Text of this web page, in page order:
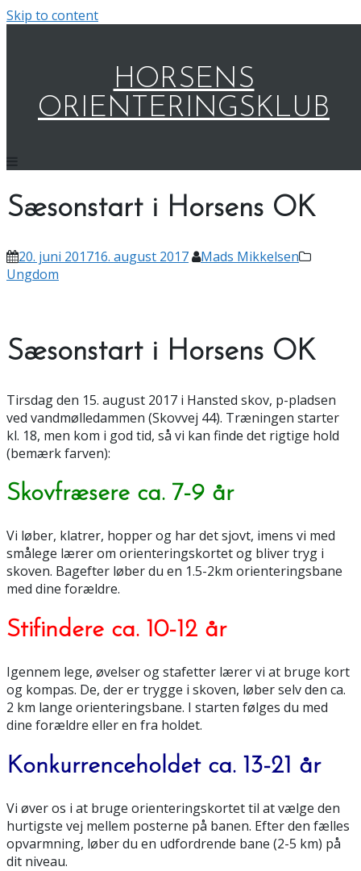
Skip to content
HORSENS
ORIENTERINGSKLUB
Sæsonstart i Horsens OK
20. juni 201716. august 2017
Mads Mikkelsen
Ungdom
Sæsonstart i Horsens OK
Tirsdag den 15. august 2017 i Hansted skov, p-pladsen
ved vandmølledammen (Skovvej 44). Træningen starter
kl. 18, men kom i god tid, så vi kan finde det rigtige hold
(bemærk farven):
Skovfræsere ca. 7-9 år
Vi løber, klatrer, hopper og har det sjovt, imens vi med
smålege lærer om orienteringskortet og bliver tryg i
skoven. Bagefter løber du en 1.5-2km orienteringsbane
med dine forældre.
Stifindere ca. 10-12 år
Igennem lege, øvelser og stafetter lærer vi at bruge kort
og kompas. De, der er trygge i skoven, løber selv den ca.
2 km lange orienteringsbane. I starten følges du med
dine forældre eller en fra holdet.
Konkurrenceholdet ca. 13-21 år
Vi øver os i at bruge orienteringskortet til at vælge den
hurtigste vej mellem posterne på banen. Efter den fælles
opvarmning, løber du en udfordrende bane (2-5 km) på
dit niveau.